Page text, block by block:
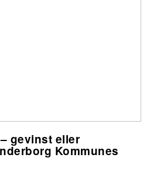
gevinst eller
Kommunes